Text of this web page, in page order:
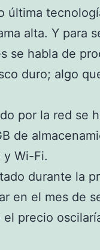
última
alta. Y para
se habla de
duro; algo
por la red se
de
y Wi-Fi.
durante la
en el mes de
precio